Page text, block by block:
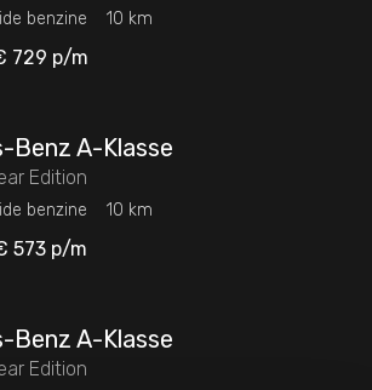
benzine 10 km
729 p/m
Benz A-Klasse
Edition
benzine 10 km
573 p/m
Benz A-Klasse
Edition